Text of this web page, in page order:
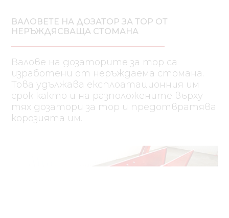
ВАЛОВЕТЕ НА ДОЗАТОР ЗА ТОР ОТ
НЕРЪЖДЯСВАЩА СТОМАНА
Валове на дозаторите за тор са
изработени от неръждаема стомана.
Това удължава експлоатационния им
срок както и на разположените върху
тях дозатори за тор и предотвратява
корозията им.